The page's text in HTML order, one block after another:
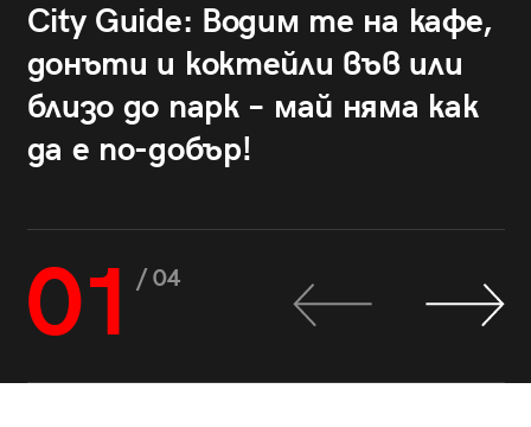
City Guide: Водим те на кафе,
донъти и коктейли във или
близо до парк – май няма как
да е по-добър!
01 / 04